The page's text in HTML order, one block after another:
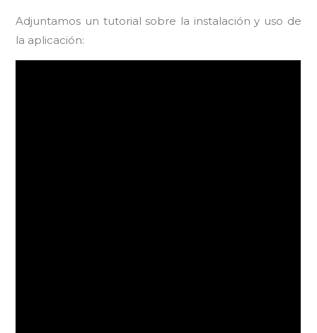
Adjuntamos un tutorial sobre la instalación y uso de
la aplicación: